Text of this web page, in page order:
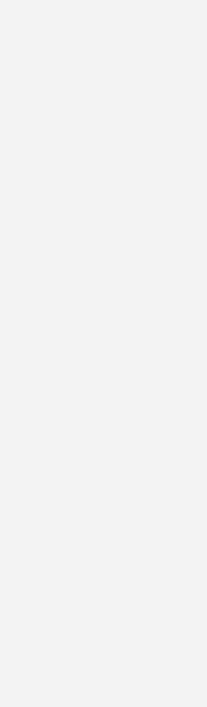
Er
der Niederlassung und
Hamburg, Schleswig-